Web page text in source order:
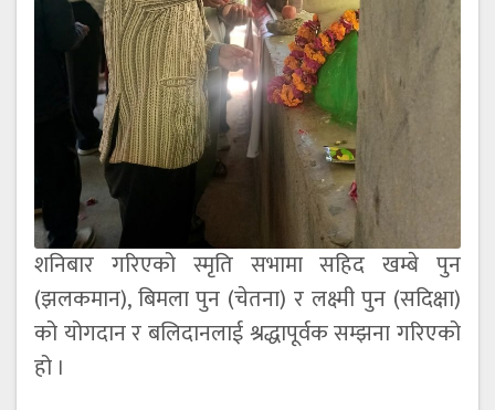
शनिबार गरिएको स्मृति सभामा सहिद खम्बे पुन
(झलकमान), बिमला पुन (चेतना) र लक्ष्मी पुन (सदिक्षा)
को योगदान र बलिदानलाई श्रद्धापूर्वक सम्झना गरिएको
हो ।